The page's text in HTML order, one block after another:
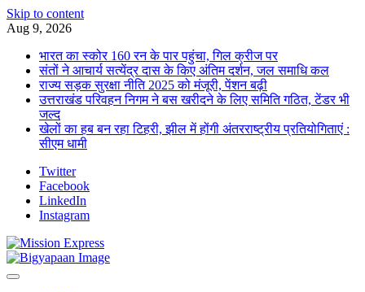
Skip to content
Aug 9, 2026
भारत का स्कोर 160 रन के पार पहुंचा, गिल क्रीज पर
संतों ने आचार्य सत्येंद्र दास के किए अंतिम दर्शन, जल समाधि कल
राज्य सड़क सुरक्षा नीति 2025 को मंजूरी, पेंशन बढ़ी
उत्तराखंड परिवहन निगम ने बस खरीदने के लिए समिति गठित, टेंडर भी
जल्द
खेलों का हब बन रहा टिहरी, झील में होंगी अंतरराष्ट्रीय प्रतियोगिताएं :
सीएम धामी
Twitter
Facebook
LinkedIn
Instagram